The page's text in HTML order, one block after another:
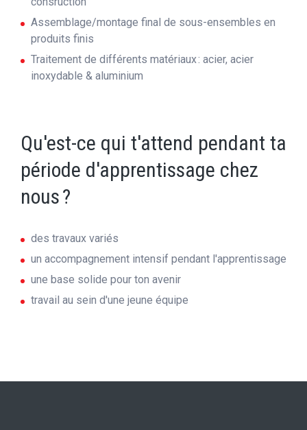
Assemblage/montage final de sous-ensembles en
produits finis
Traitement de différents matériaux : acier, acier
inoxydable & aluminium
Qu'est-ce qui t'attend pendant ta
période d'apprentissage chez
nous ?
des travaux variés
un accompagnement intensif pendant l'apprentissage
une base solide pour ton avenir
travail au sein d'une jeune équipe